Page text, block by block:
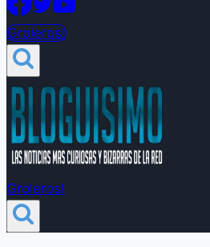
Groleros!
Groleros!